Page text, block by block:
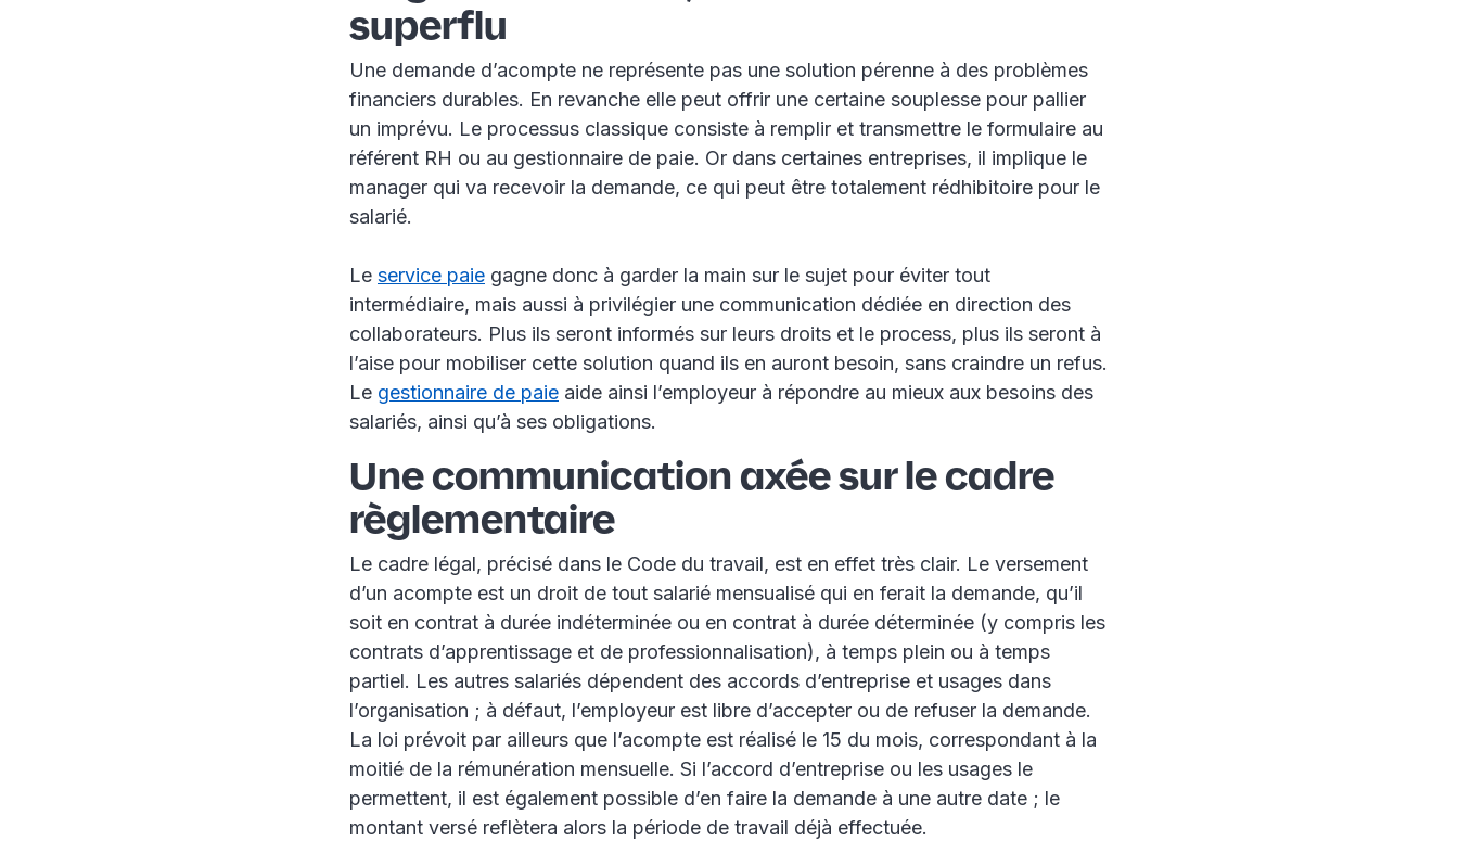
superflu
Une demande d’acompte ne représente pas une solution pérenne à des problèmes
financiers durables. En revanche elle peut offrir une certaine souplesse pour pallier
un imprévu. Le processus classique consiste à remplir et transmettre le formulaire au
référent RH ou au gestionnaire de paie. Or dans certaines entreprises, il implique le
manager qui va recevoir la demande, ce qui peut être totalement rédhibitoire pour le
salarié.
Le service paie gagne donc à garder la main sur le sujet pour éviter tout
intermédiaire, mais aussi à privilégier une communication dédiée en direction des
collaborateurs. Plus ils seront informés sur leurs droits et le process, plus ils seront à
l’aise pour mobiliser cette solution quand ils en auront besoin, sans craindre un refus.
Le gestionnaire de paie aide ainsi l’employeur à répondre au mieux aux besoins des
salariés, ainsi qu’à ses obligations.
Une communication axée sur le cadre
règlementaire
Le cadre légal, précisé dans le Code du travail, est en effet très clair. Le versement
d’un acompte est un droit de tout salarié mensualisé qui en ferait la demande, qu’il
soit en contrat à durée indéterminée ou en contrat à durée déterminée (y compris les
contrats d’apprentissage et de professionnalisation), à temps plein ou à temps
partiel. Les autres salariés dépendent des accords d’entreprise et usages dans
l’organisation ; à défaut, l’employeur est libre d’accepter ou de refuser la demande.
La loi prévoit par ailleurs que l’acompte est réalisé le 15 du mois, correspondant à la
moitié de la rémunération mensuelle. Si l’accord d’entreprise ou les usages le
permettent, il est également possible d’en faire la demande à une autre date ; le
montant versé reflètera alors la période de travail déjà effectuée.